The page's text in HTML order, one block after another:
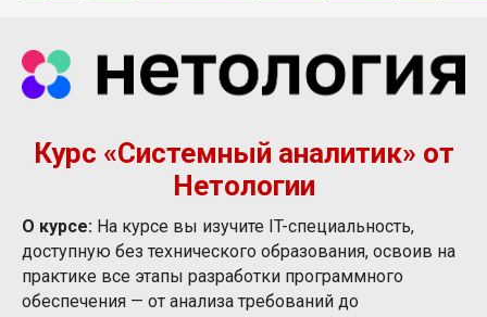
Курс «Системный аналитик» от
Нетологии
О курсе: На курсе вы изучите IT-специальность,
доступную без технического образования, освоив на
практике все этапы разработки программного
обеспечения — от анализа требований до